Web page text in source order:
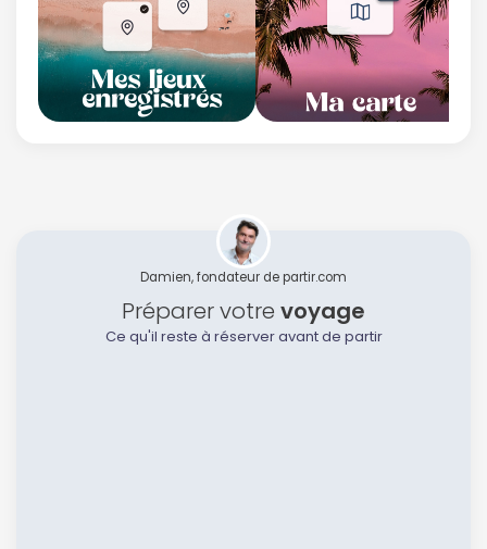
Damien, fondateur de partir.com
Préparer votre voyage
Ce qu'il reste à réserver avant de partir